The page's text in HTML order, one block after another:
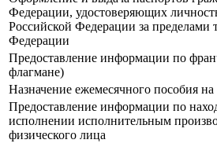
Федерации, удостоверяющих
Российской Федерации за пределами
Федерации
Предоставление информации по
флагмане)
Назначение ежемесячного пособия на
Предоставление информации по
исполнении исполнительным
физического лица